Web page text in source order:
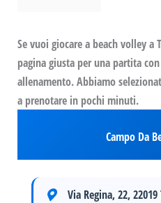
Se vuoi giocare a beach volley a
pagina giusta per una partita
allenamento. Abbiamo
a prenotare in pochi minuti.
Campo Da
Via Regina, 22, 22019